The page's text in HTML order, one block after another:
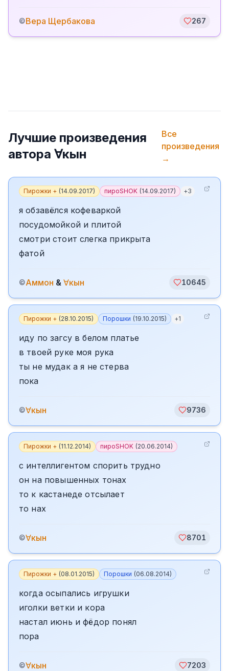
©Вера Щербакова 267
Лучшие произведения
автора ∀кын
Все
произведения
→
Пирожки + (14.09.2017) пироSHOK (14.09.2017) +3
я обзавёлся кофеваркой
посудомойкой и плитой
смотри стоит слегка прикрыта
фатой
©Аммон & ∀кын 10645
Пирожки + (28.10.2015) Порошки (19.10.2015) +1
иду по загсу в белом платье
в твоей руке моя рука
ты не мудак а я не стерва
пока
©∀кын 9736
Пирожки + (11.12.2014) пироSHOK (20.06.2014)
с интеллигентом спорить трудно
он на повышенных тонах
то к кастанеде отсылает
то нах
©∀кын 8701
Пирожки + (08.01.2015) Порошки (06.08.2014)
когда осыпались игрушки
иголки ветки и кора
настал июнь и фёдор понял
пора
©∀кын 7203